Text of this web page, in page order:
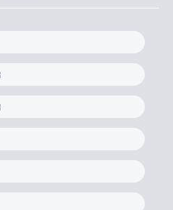
ー
ル教育
ター
所
ーン研究所
課題研究
・研究費の使用について
ムコミュニティ
取り組み
の支援
ログラム
究生・国費留学生
から上智大学で学ぶ)
ージ
ブズ
メント
界の知性
ャルメディア
ついて